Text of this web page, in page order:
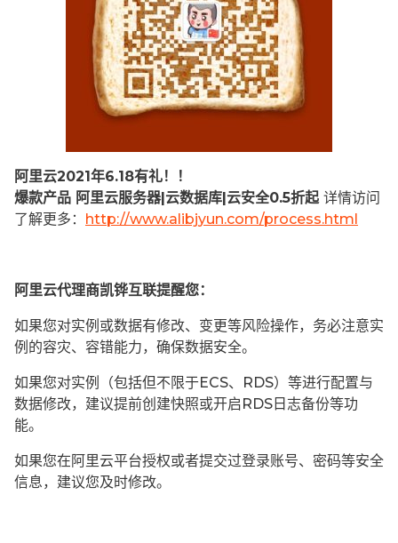
阿里云2021年6.18有礼！！
爆款产品 阿里云服务器|云数据库|云安全0.5折起 详情访问
了解更多： http://www.alibjyun.com/process.html
阿里云代理商凯铧互联提醒您：
如果您对实例或数据有修改、变更等风险操作，务必注意实
例的容灾、容错能力，确保数据安全。
如果您对实例（包括但不限于ECS、RDS）等进行配置与
数据修改，建议提前创建快照或开启RDS日志备份等功
能。
如果您在阿里云平台授权或者提交过登录账号、密码等安全
信息，建议您及时修改。